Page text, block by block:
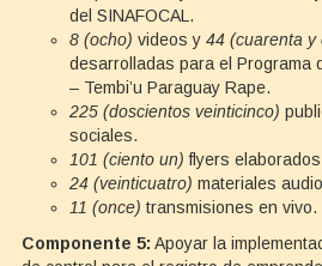
del SINAFOCAL.
8 (ocho) videos y 44 (cuarenta y
desarrolladas para el Programa
– Tembi’u Paraguay Rape.
225 (doscientos veinticinco)
sociales.
101 (ciento un) flyers
24 (veinticuatro) materiales
11 (once) transmisiones en vivo.
Componente 5: Apoyar la